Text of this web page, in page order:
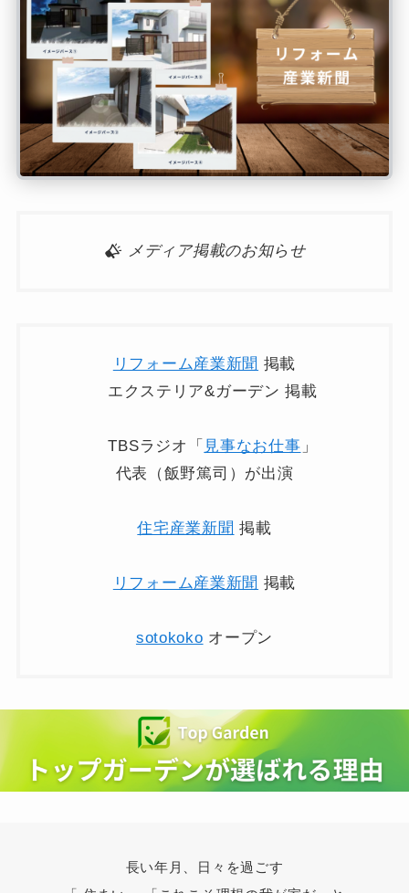
メディア掲載のお知らせ
リフォーム産業新聞 掲載
エクステリア&ガーデン 掲載
TBSラジオ「 見事なお仕事 」
代表（飯野篤司）が出演
住宅産業新聞 掲載
リフォーム産業新聞 掲載
sotokoko オープン
長い年月、日々を過ごす